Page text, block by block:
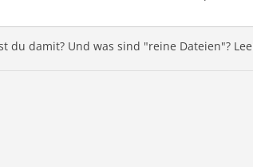
du damit? Und was sind "reine Dateien"?